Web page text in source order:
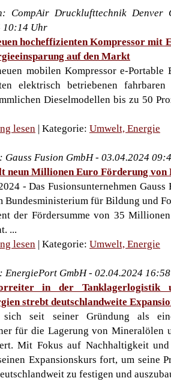
CompAir Drucklufttechnik Denver
10:14 Uhr
hocheffizienten Kompressor mit
auf den Markt
mobilen Kompressor e-Portable
elektrisch betriebenen
Dieselmodellen bis zu 50
lesen | Kategorie: Umwelt, Energie
Gauss Fusion GmbH - 03.04.2024
neun Millionen Euro Förderung von
- Das Fusionsunternehmen Gauss
für Bildung und
der Fördersumme von 35
...
lesen | Kategorie: Umwelt, Energie
EnergiePort GmbH - 02.04.2024
in der Tanklagerlogistik
strebt deutschlandweite
seit seiner Gründung als
für die Lagerung von Mineralölen
Mit Fokus auf Nachhaltigkeit
Expansionskurs fort, um seine
zu festigen und